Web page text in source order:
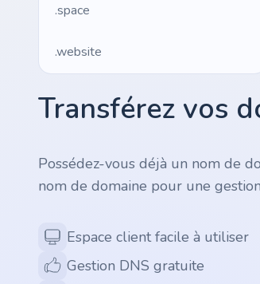
.space
.website
.io
.network
Transférez vos
Possédez-vous déjà un nom de
nom de domaine pour une
Espace client facile à utiliser
Gestion DNS gratuite